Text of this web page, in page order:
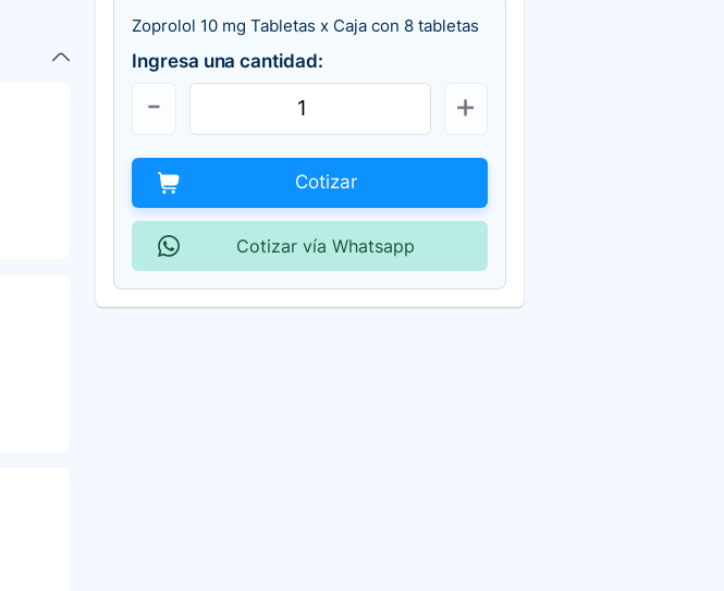
Zoprolol 10 mg Tabletas x Caja con 8 tabletas
Ingresa una cantidad:
Cotizar
Cotizar vía Whatsapp